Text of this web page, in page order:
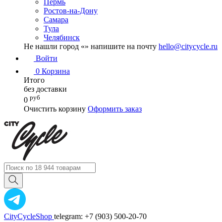
Пермь
Ростов-на-Дону
Самара
Тула
Челябинск
Не нашли город «» напишите на почту hello@citycycle.ru
Войти
0 Корзина
Итого
без доставки
0 руб
Очистить корзину Оформить заказ
CityCycleShop telegram: +7 (903) 500-20-70